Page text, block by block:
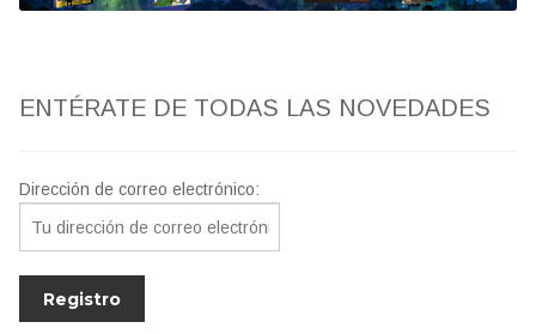
Jesús Franco
ENTÉRATE DE TODAS LAS NOVEDADES
Dirección de correo electrónico: